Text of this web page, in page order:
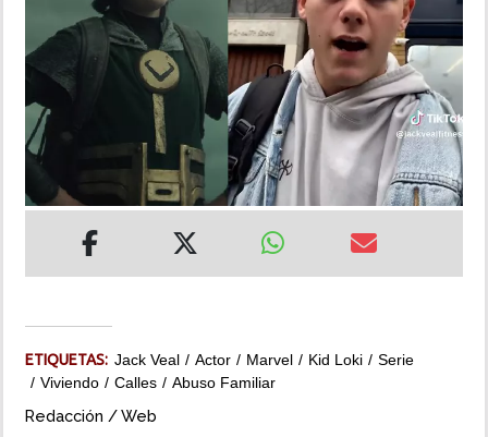
DEPORTES
MUNDO
INSÓLITAS
MULTIMEDIA
ETIQUETAS: Jack Veal Actor Marvel Kid Loki
Serie
Viviendo
Calles Abuso Familiar
Redacción / Web